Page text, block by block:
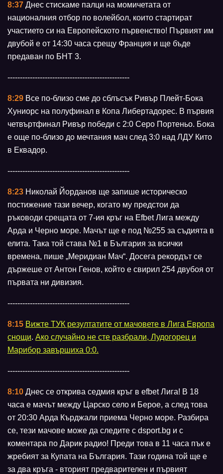
8:37 Днес стискаме палци на момичетата от
националния отбор по волейбол, които стартират
участието си на Европейското първенство! Първият им
двубой е от 14:30 часа срещу Франция и ще бъде
предаван по БНТ 3.
-------------------------------------------------
8:29 Все по-близо сме до сблъсък Ривър Плейт-Бока
Хуниорс на полуфинал в Копа Либертадорес. В първия
четвъртфинал Ривър победи с 2:0 Серо Портеньо. Бока
е още по-близо до мечтания мач след 3:0 над ЛДУ Кито
в Еквадор.
-------------------------------------------------
8:23 Николай Йорданов ще запише историческо
постижение тази вечер, когато му предстои да
ръководи срещата от 7-ия кръг на Efbet Лига между
Арда и Черно море. Мачът ще е под №255 за съдията в
елита. Така той става №1 в България за всички
времена, пише „Меридиан Мач“. Досега рекордът се
държеше от Антон Генов, който е свирил 254 двубоя от
първата ни дивизия.
-------------------------------------------------
8:15 Вижте ТУК резултатите от мачовете в Лига Европа
снощи. Ако случайно не сте разбрали, Лудогорец и
Марибор завършиха 0:0.
-------------------------------------------------
8:10 Днес се открива седмия кръг в efbet Лига! В 18
часа е мачът между Царско село и Берое, а след това
от 20:30 Арда Кърджали приема Черно море. Разбира
се, тези мачове може да следите с dsport.bg и с
коментара по Дарик радио! Преди това в 11 часа пък е
жребият за Купата на България. Тази година той ще е
за два кръга - вторият предварителен и първият